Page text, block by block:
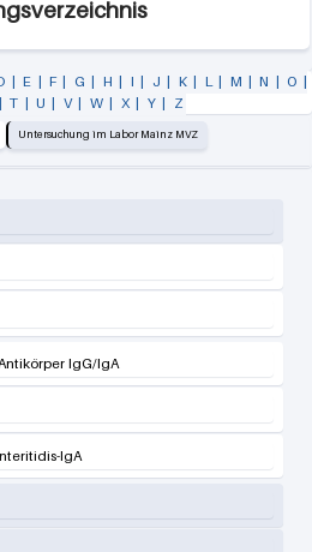
E F G H I J K L M N O
T U V W X Y Z
Untersuchung im Labor Mainz MVZ
IgG/IgA
IgA